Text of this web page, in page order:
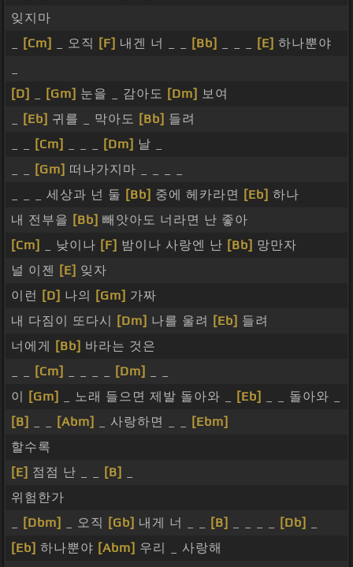
잊지마
[Cm] _ 오직 [F] 내겐 너 _ _ [Bb] [E] 하나뿐야
[D]
[Gm] 눈을 _ 감아도 [Dm] 보여
[Eb] 귀를 _ 막아도 [Bb] 들려
[Cm] [Dm] 날 _
[Gm] 떠나가지마 _ _ _ _
_ _ _ 세상과 넌 둘 [Bb] 중에 헤카라면 [Eb] 하나
내 전부을 [Bb] 빼앗아도 너라면 난 좋아
[Cm]
_ 낮이나 [F] 밤이나 사랑엔 난 [Bb] 망만자
널 이젠 [E] 잊자
이런 [D] 나의 [Gm] 가짜
내 다짐이 또다시
[Dm] 나를 울려 [Eb] 들려
너에게
[Bb] 바라는 것은
[Cm] [Dm]
이
[Gm] _ 노래 들으면 제발 돌아와 _ [Eb]
_ _ 돌아와 _
[B]
[Abm] _ 사랑하면 _ _
[Ebm]
할수록
[E] 점점 난 _ _ [B]
위험한가
[Dbm] _ 오직 [Gb] 내게 너 _ _ [B] [Db]
[Eb] 하나뿐야 [Abm] 우리 _ 사랑해